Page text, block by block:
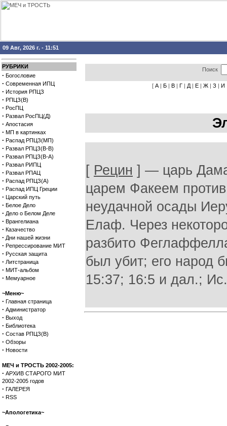
09 Авг, 2026 г. - 11:51
РУБРИКИ
· Богословие
· Современная ИПЦ
· История РПЦЗ
· РПЦЗ(В)
· РосПЦ
· Развал РосПЦ(Д)
· Апостасия
· МП в картинках
· Распад РПЦЗ(МП)
· Развал РПЦЗ(В-В)
· Развал РПЦЗ(В-А)
· Развал РИПЦ
· Развал РПАЦ
· Распад РПЦЗ(А)
· Распад ИПЦ Греции
· Царский путь
· Белое Дело
· Дело о Белом Деле
· Врангелиана
· Казачество
· Дни нашей жизни
· Репрессирование МИТ
· Русская защита
· Литстраница
· МИТ-альбом
· Мемуарное
~Меню~
· Главная страница
· Администратор
· Выход
· Библиотека
· Состав РПЦЗ(В)
· Обзоры
· Новости
МЕЧ и ТРОСТЬ 2002-2005:
· АРХИВ СТАРОГО МИТ
2002-2005 годов
· ГАЛЕРЕЯ
· RSS
~Апологетика~
Поиск
[ А | Б | В | Г | Д | Е | Ж | З | И
[ Рецин ] — царь
царем Факеем
неудачной осады
Елаф. Через
разбито
был убит; его народ
15:37; 16:5 и дал.;